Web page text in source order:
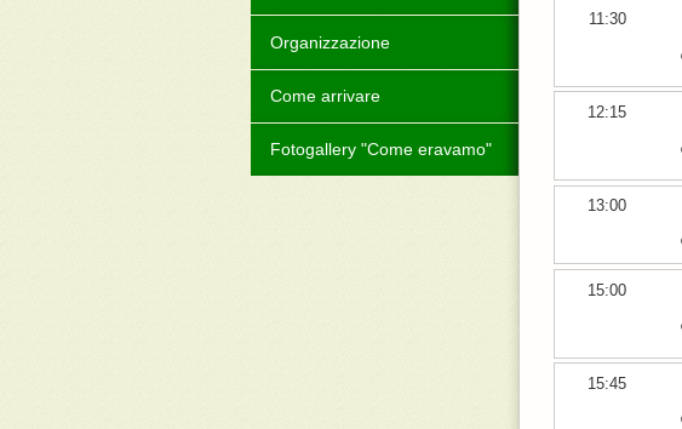
Organizzazione
Come arrivare
Fotogallery "Come eravamo"
11:30
12:15
13:00
15:00
15:45